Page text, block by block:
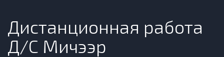
Дистанционная работа
Д/С Мичээр